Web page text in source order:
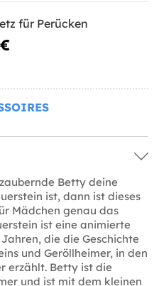
für Perücken
Betty deine
ist, dann ist dieses
Mädchen genau das
ist eine animierte
die die Geschichte
und Geröllheimer, in den
erzählt. Betty ist die
und ist mit dem kleinen